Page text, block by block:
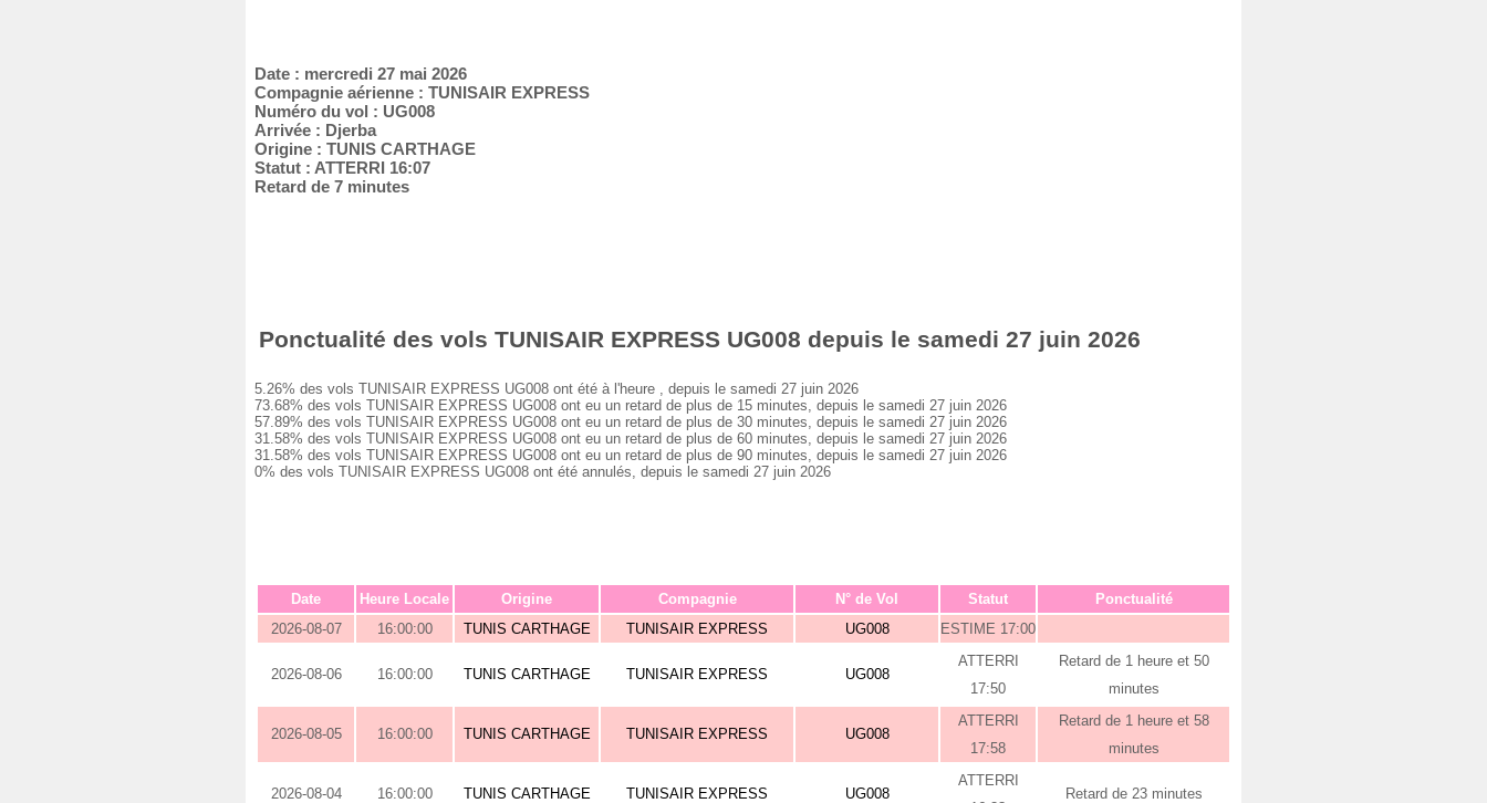
Date : mercredi 27 mai 2026
Compagnie aérienne : TUNISAIR EXPRESS
Numéro du vol : UG008
Arrivée : Djerba
Origine : TUNIS CARTHAGE
Statut : ATTERRI 16:07
Retard de 7 minutes
Ponctualité des vols TUNISAIR EXPRESS UG008 depuis le samedi 27 juin 2026
5.26% des vols TUNISAIR EXPRESS UG008 ont été à l'heure , depuis le samedi 27 juin 2026
73.68% des vols TUNISAIR EXPRESS UG008 ont eu un retard de plus de 15 minutes, depuis le samedi 27 juin 2026
57.89% des vols TUNISAIR EXPRESS UG008 ont eu un retard de plus de 30 minutes, depuis le samedi 27 juin 2026
31.58% des vols TUNISAIR EXPRESS UG008 ont eu un retard de plus de 60 minutes, depuis le samedi 27 juin 2026
31.58% des vols TUNISAIR EXPRESS UG008 ont eu un retard de plus de 90 minutes, depuis le samedi 27 juin 2026
0% des vols TUNISAIR EXPRESS UG008 ont été annulés, depuis le samedi 27 juin 2026
Date Heure Locale Origine Compagnie N° de Vol Statut
Ponctualité
2026-08-07
16:00:00 TUNIS CARTHAGE TUNISAIR EXPRESS UG008 ESTIME 17:00
2026-08-06 16:00:00 TUNIS CARTHAGE TUNISAIR EXPRESS UG008
ATTERRI
17:50
Retard de 1 heure et 50
minutes
2026-08-05 16:00:00 TUNIS CARTHAGE TUNISAIR EXPRESS UG008
ATTERRI
17:58
Retard de 1 heure et 58
minutes
2026-08-04 16:00:00 TUNIS CARTHAGE TUNISAIR EXPRESS UG008
ATTERRI
Retard de 23 minutes